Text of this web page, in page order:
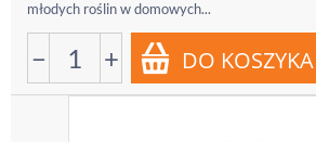
młodych roślin w domowych...
− +